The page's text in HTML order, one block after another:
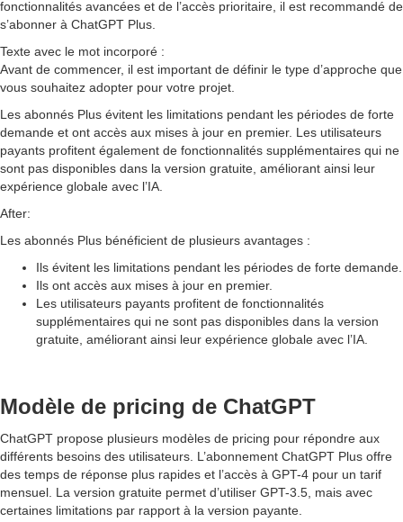
fonctionnalités avancées et de l’accès prioritaire, il est recommandé de
s’abonner à ChatGPT Plus.
Texte avec le mot incorporé :
Avant de commencer, il est important de définir le type d’approche que
vous souhaitez adopter pour votre projet.
Les abonnés Plus évitent les limitations pendant les périodes de forte
demande et ont accès aux mises à jour en premier. Les utilisateurs
payants profitent également de fonctionnalités supplémentaires qui ne
sont pas disponibles dans la version gratuite, améliorant ainsi leur
expérience globale avec l’IA.
After:
Les abonnés Plus bénéficient de plusieurs avantages :
Ils évitent les limitations pendant les périodes de forte demande.
Ils ont accès aux mises à jour en premier.
Les utilisateurs payants profitent de fonctionnalités
supplémentaires qui ne sont pas disponibles dans la version
gratuite, améliorant ainsi leur expérience globale avec l’IA.
Modèle de pricing de ChatGPT
ChatGPT propose plusieurs modèles de pricing pour répondre aux
différents besoins des utilisateurs. L’abonnement ChatGPT Plus offre
des temps de réponse plus rapides et l’accès à GPT-4 pour un tarif
mensuel. La version gratuite permet d’utiliser GPT-3.5, mais avec
certaines limitations par rapport à la version payante.